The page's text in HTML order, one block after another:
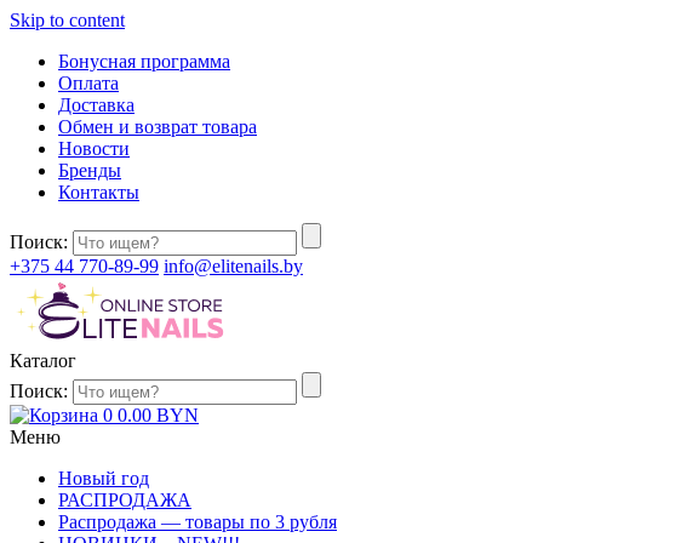
Skip to content
Бонусная программа
Оплата
Доставка
Обмен и возврат товара
Новости
Бренды
Контакты
Поиск:
+375 44 770-89-99 info@elitenails.by
Каталог
Поиск:
0 0.00 BYN
Меню
Новый год
РАСПРОДАЖА
Распродажа — товары по 3 рубля